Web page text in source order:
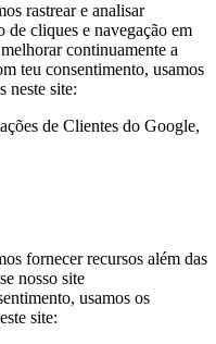
rastrear e analisar
de cliques e navegação em
continuamente a
teu consentimento, usamos
neste site:
de Clientes do Google,
fornecer recursos além das
nosso site
usamos os
site: